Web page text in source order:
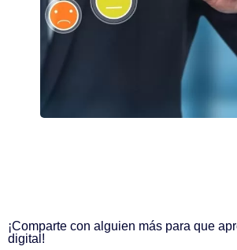
¡Comparte con alguien más para que
digital!